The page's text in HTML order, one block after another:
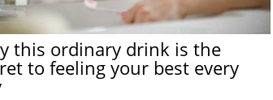
this ordinary drink is the
to feeling your best every